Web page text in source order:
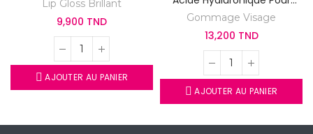
Lip Gloss Brillant
9,900 TND
AJOUTER AU PANIER
Visage
Gommage Visage
13,200 TND
AJOUTER AU PANIER